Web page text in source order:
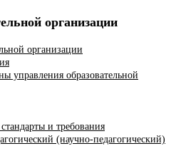
организации
организации
управления образовательной
и требования
(научно-педагогический)